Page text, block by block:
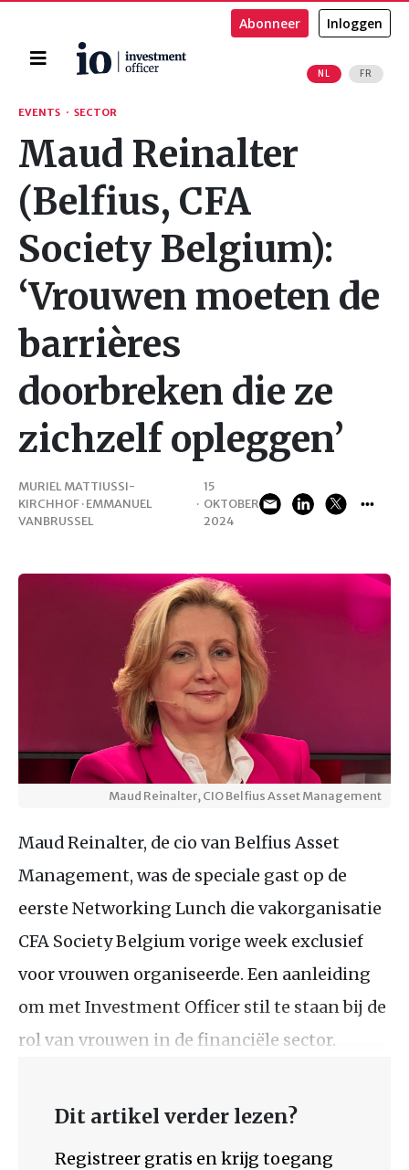
Home
NL FR
Abonneer Inloggen
Zoeken
EVENTS · SECTOR
Maud Reinalter
(Belfius, CFA
Society Belgium):
‘Vrouwen moeten de
barrières
doorbreken die ze
zichzelf opleggen’
MURIEL MATTIUSSI-
KIRCHHOF · EMMANUEL
VANBRUSSEL
·
15
OKTOBER
2024
Maud Reinalter, CIO Belfius Asset Management
Maud Reinalter, de cio van Belfius Asset
Management, was de speciale gast op de
eerste Networking Lunch die vakorganisatie
CFA Society Belgium vorige week exclusief
voor vrouwen organiseerde. Een aanleiding
om met Investment Officer stil te staan bij de
rol van vrouwen in de financiële sector.
Dit artikel verder lezen?
Registreer gratis en krijg toegang